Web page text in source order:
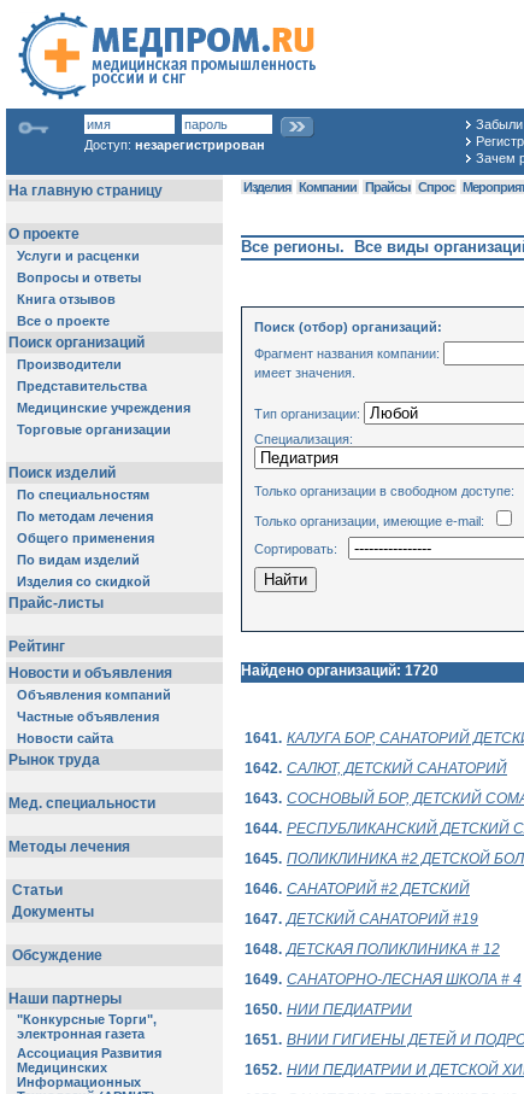
Доступ: незарегистрирован
Забыли
Зачем
Изделия Компании Прайсы Спрос
Все регионы. Все виды
Поиск (отбор) организаций:
Фрагмент названия компании:
имеет значения.
Тип организации:
Специализация:
Только организации в свободном доступе:
Только организации, имеющие e-mail:
Сортировать:
Найдено организаций: 1720
1641. КАЛУГА БОР, САНАТОРИЙ
1642. САЛЮТ, ДЕТСКИЙ САНАТОРИЙ
1643. СОСНОВЫЙ БОР, ДЕТСКИЙ
1644. РЕСПУБЛИКАНСКИЙ ДЕТСКИЙ
1645. ПОЛИКЛИНИКА #2 ДЕТСКОЙ
1646. САНАТОРИЙ #2 ДЕТСКИЙ
1647. ДЕТСКИЙ САНАТОРИЙ #19
1648. ДЕТСКАЯ ПОЛИКЛИНИКА # 12
1649. САНАТОРНО-ЛЕСНАЯ ШКОЛА # 4
1650. НИИ ПЕДИАТРИИ
1651. ВНИИ ГИГИЕНЫ ДЕТЕЙ И
1652. НИИ ПЕДИАТРИИ И ДЕТСКОЙ